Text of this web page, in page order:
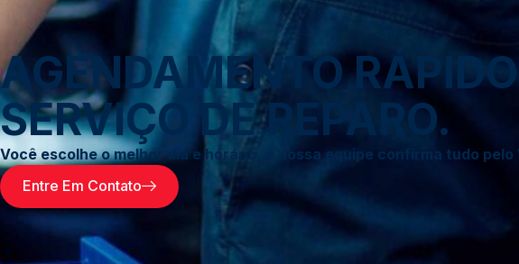
AGENDAMENTO
SERVIÇO DE REPARO.
Você escolhe o melhor dia e horário, e nossa equipe confirma tudo
Entre Em Contato